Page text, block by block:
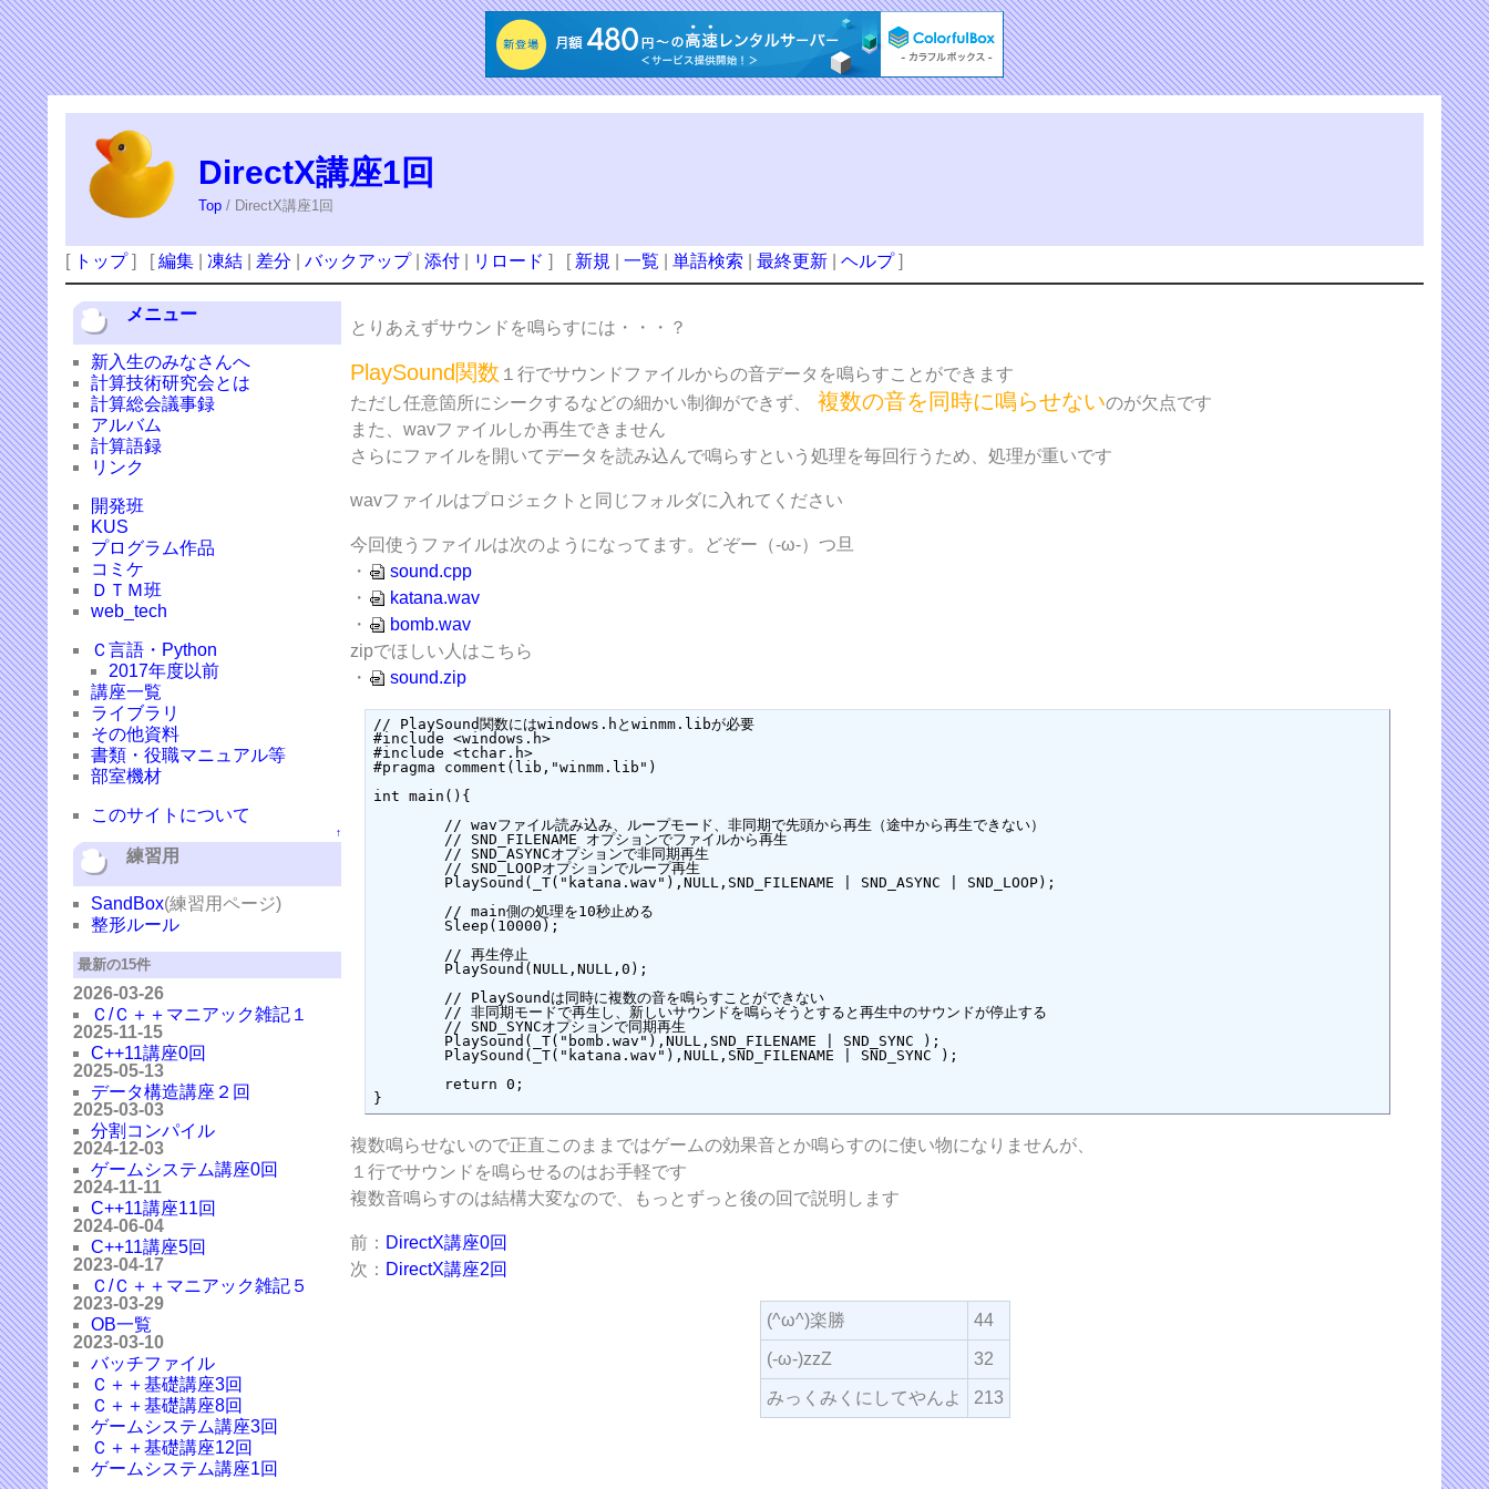
DirectX講座1回
Top / DirectX講座1回
[ トップ] [編集 |凍結 差分 |バックアップ|添付 リロード ] [ 新規 |一覧 |単語検索 |最終更新 |ヘルプ]
メニュー
新入生のみなさんへ
計算技術研究会とは
計算総会議事録
アルバム
計算語録
リンク
開発班
KUS
プログラム作品
コミケ
ＤＴＭ班
web_tech
Ｃ言語・Python
2017年度以前
講座一覧
ライブラリ
その他資料
書類・役職マニュアル等
部室機材
このサイトについて
↑
練習用
SandBox(練習用ページ)
整形ルール
最新の15件
2026-03-26
Ｃ/Ｃ＋＋マニアック雑記１
2025-11-15
C++11講座0回
2025-05-13
データ構造講座２回
2025-03-03
分割コンパイル
2024-12-03
ゲームシステム講座0回
2024-11-11
C++11講座11回
2024-06-04
C++11講座5回
2023-04-17
Ｃ/Ｃ＋＋マニアック雑記５
2023-03-29
OB一覧
2023-03-10
バッチファイル
Ｃ＋＋基礎講座3回
Ｃ＋＋基礎講座8回
ゲームシステム講座3回
Ｃ＋＋基礎講座12回
ゲームシステム講座1回
とりあえずサウンドを鳴らすには・・・？
PlaySound関数 １行でサウンドファイルからの音データを鳴らすことができます
ただし任意箇所にシークするなどの細かい制御ができず、
複数の音を同時に鳴らせないのが欠点です
また、wavファイルしか再生できません
さらにファイルを開いてデータを読み込んで鳴らすという処理を毎回行うため、処理が重いです
wavファイルはプロジェクトと同じフォルダに入れてください
今回使うファイルは次のようになってます。どぞー（-ω-）つ旦
・
sound.cpp
・
katana.wav
・
bomb.wav
zipでほしい人はこちら
・
sound.zip
// PlaySound関数にはwindows.hとwinmm.libが必要
#include <windows.h>
#include <tchar.h>
#pragma comment(lib,"winmm.lib")
int main(){
}
複数鳴らせないので正直このままではゲームの効果音とか鳴らすのに使い物になりませんが、
１行でサウンドを鳴らせるのはお手軽です
複数音鳴らすのは結構大変なので、もっとずっと後の回で説明します
前： DirectX講座0回
次： DirectX講座2回
(^ω^)楽勝 44
(-ω-)zzZ 32
みっくみくにしてやんよ 213